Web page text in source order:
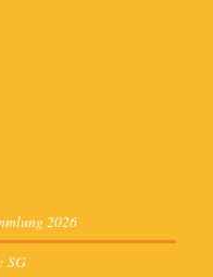
2026
SG